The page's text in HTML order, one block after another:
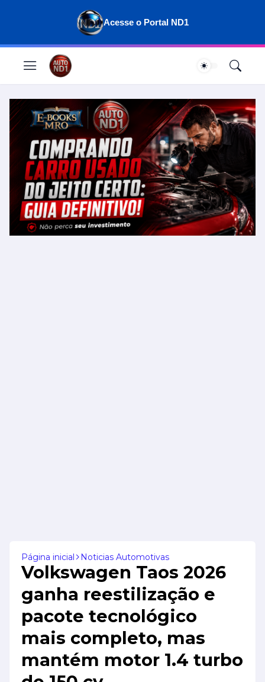
Acesse o Portal ND1
Página inicial Noticias Automotivas
Volkswagen Taos 2026
ganha reestilização e
pacote tecnológico
mais completo, mas
mantém motor 1.4 turbo